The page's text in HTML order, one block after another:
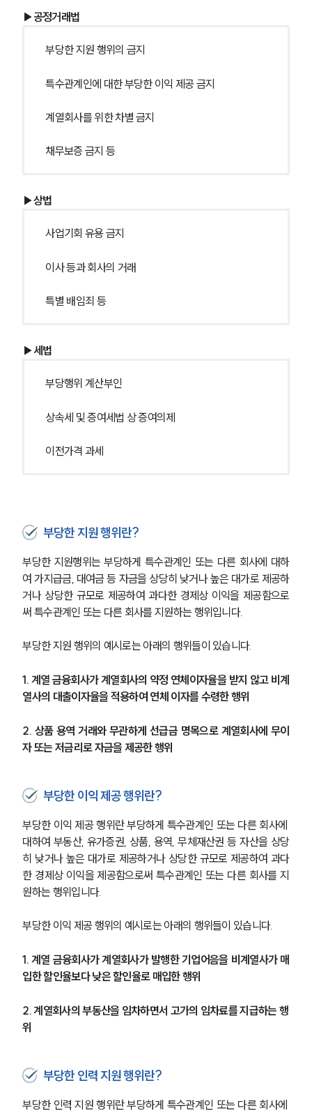
▶공정거래법
부당한 지원 행위의 금지
특수관계인에 대한 부당한 이익 제공 금지
계열회사를 위한 차별 금지
채무보증 금지 등
▶상법
사업기회 유용 금지
이사 등과 회사의 거래
특별 배임죄 등
▶세법
부당행위 계산부인
상속세 및 증여세법 상 증여의제
이전가격 과세
부당한 지원 행위란?
부당한 지원행위는 부당하게 특수관계인 또는 다른 회사에 대하
여 가지급금, 대여금 등 자금을 상당히 낮거나 높은 대가로 제공하
거나 상당한 규모로 제공하여 과다한 경제상 이익을 제공함으로
써 특수관계인 또는 다른 회사를 지원하는 행위입니다.
부당한 지원 행위의 예시로는 아래의 행위들이 있습니다.
1. 계열 금융회사가 계열회사의 약정 연체이자율을 받지 않고 비계
열사의 대출이자율을 적용하여 연체 이자를 수령한 행위
2. 상품 용역 거래와 무관하게 선급금 명목으로 계열회사에 무이
자 또는 저금리로 자금을 제공한 행위
부당한 이익 제공 행위란?
부당한 이익 제공 행위란 부당하게 특수관계인 또는 다른 회사에
대하여 부동산, 유가증권, 상품, 용역, 무체재산권 등 자산을 상당
히 낮거나 높은 대가로 제공하거나 상당한 규모로 제공하여 과다
한 경제상 이익을 제공함으로써 특수관계인 또는 다른 회사를 지
원하는 행위입니다.
부당한 이익 제공 행위의 예시로는 아래의 행위들이 있습니다.
1. 계열 금융회사가 계열회사가 발행한 기업어음을 비계열사가 매
입한 할인율보다 낮은 할인율로 매입한 행위
2. 계열회사의 부동산을 임차하면서 고가의 임차료를 지급하는 행
위
부당한 인력 지원 행위란?
부당한 인력 지원 행위란 부당하게 특수관계인 또는 다른 회사에